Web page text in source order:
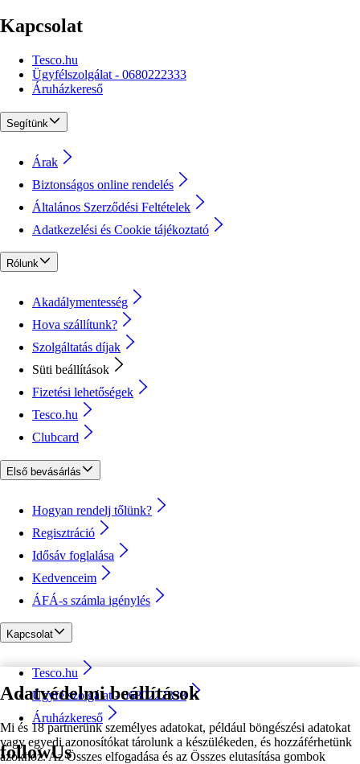
Adatvédelmi beállítások
Mi és 18 partnerünk személyes adatokat, például böngészési adatokat
vagy egyedi azonosítókat tárolunk a készülékeden, és hozzáférhetünk
azokhoz. Az Összes elfogadása és az Összes elutasítása gombok
Kapcsolat
Tesco.hu
Ügyfélszolgálat - 0680222333
Áruházkereső
Segítünk
Árak
Biztonságos online rendelés
Általános Szerződési Feltételek
Adatkezelési és Cookie tájékoztató
Rólunk
Akadálymentesség
Hova szállítunk?
Szolgáltatás díjak
Süti beállítások
Fizetési lehetőségek
Tesco.hu
Clubcard
Első bevásárlás
Hogyan rendelj tőlünk?
Regisztráció
Idősáv foglalása
Kedvenceim
ÁFÁ-s számla igénylés
Kapcsolat
Tesco.hu
Ügyfélszolgálat - 0680222333
Áruházkereső
followUs